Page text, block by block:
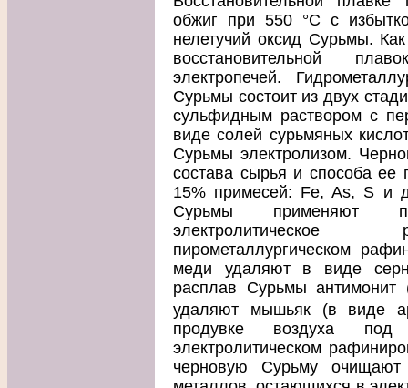
обжиг при 550 °С с
нелетучий оксид Сурьмы.
восстановительной
электропечей.
Сурьмы состоит из двух
сульфидным раствором с
виде солей сурьмяных
Сурьмы электролизом.
состава сырья и способа ее
15% примесей: Fe, As, S и
Сурьмы применяют
пирометаллургическом
меди удаляют в виде
расплав Сурьмы антимонит
удаляют мышьяк (в виде
продувке воздуха
электролитическом
черновую Сурьму